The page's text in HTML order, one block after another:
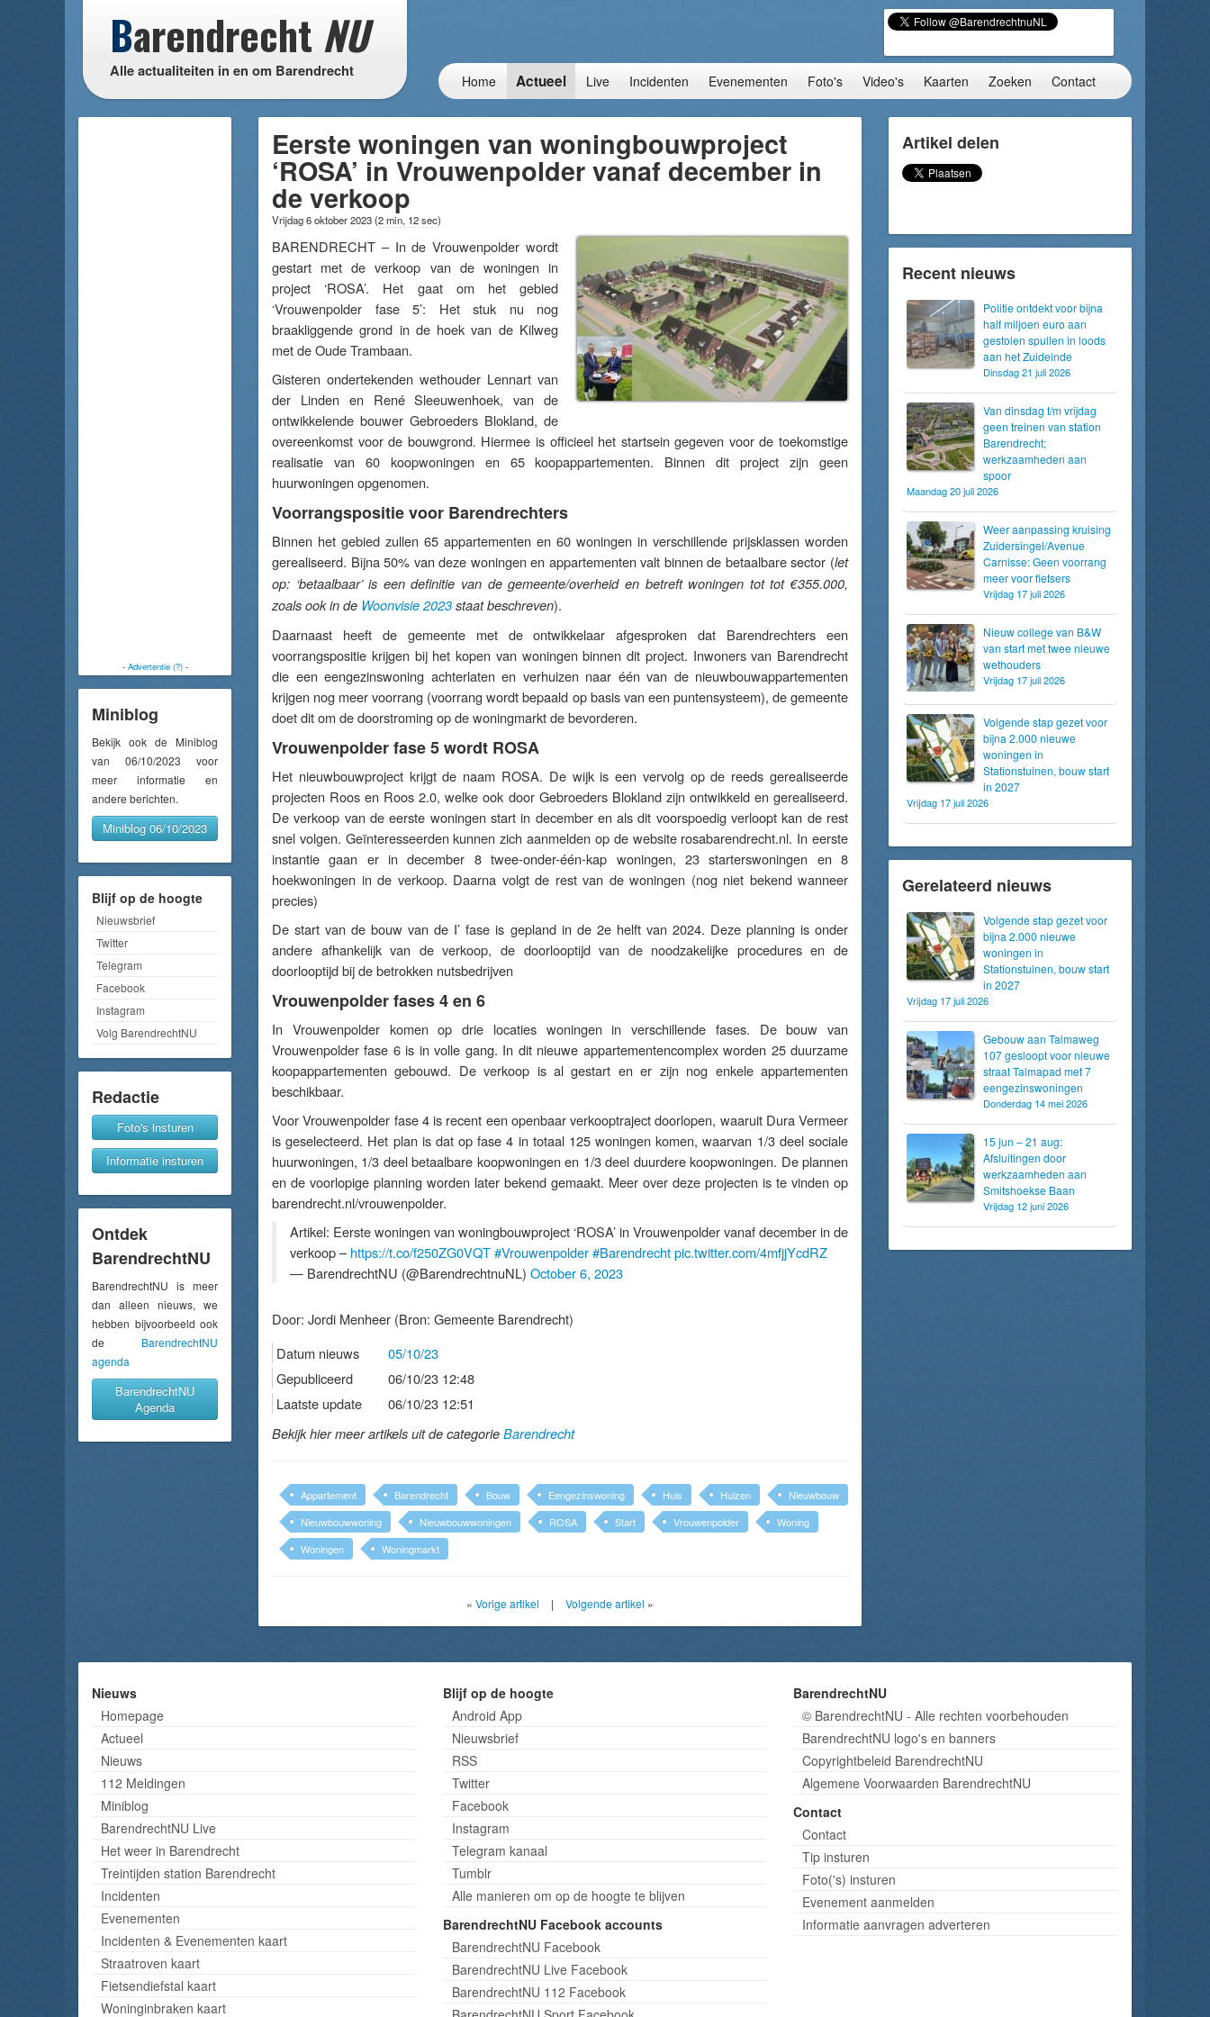
Barendrecht NU
Alle actualiteiten in en om Barendrecht
Home Actueel Live Incidenten Evenementen Foto's Video's Kaarten Zoeken Contact
- Advertentie (?)-
Miniblog
Bekijk ook de Miniblog
van 06/10/2023 voor
meer informatie en
andere berichten.
Miniblog 06/10/2023
Blijf op de hoogte
Nieuwsbrief
Twitter
Telegram
Facebook
Instagram
Volg BarendrechtNU
Redactie
Foto's insturen
Informatie insturen
Ontdek
BarendrechtNU
BarendrechtNU is meer
dan alleen nieuws, we
hebben bijvoorbeeld ook
de BarendrechtNU
agenda
BarendrechtNU
Agenda
Eerste woningen van woningbouwproject
‘ROSA’ in Vrouwenpolder vanaf december in
de verkoop
Vrijdag 6 oktober 2023(2 min, 12 sec)
BARENDRECHT – In de Vrouwenpolder wordt
gestart met de verkoop van de woningen in
project ‘ROSA’. Het gaat om het gebied
‘Vrouwenpolder fase 5’: Het stuk nu nog
braakliggende grond in de hoek van de Kilweg
met de Oude Trambaan.
Gisteren ondertekenden wethouder Lennart van
der Linden en René Sleeuwenhoek, van de
ontwikkelende bouwer Gebroeders Blokland, de
overeenkomst voor de bouwgrond. Hiermee is officieel het startsein gegeven voor de toekomstige
realisatie van 60 koopwoningen en 65 koopappartementen. Binnen dit project zijn geen
huurwoningen opgenomen.
Voorrangspositie voor Barendrechters
Binnen het gebied zullen 65 appartementen en 60 woningen in verschillende prijsklassen worden
gerealiseerd. Bijna 50% van deze woningen en appartementen valt binnen de betaalbare sector (let
op: ‘betaalbaar’ is een definitie van de gemeente/overheid en betreft woningen tot tot €355.000,
zoals ook in de Woonvisie 2023 staat beschreven).
Daarnaast heeft de gemeente met de ontwikkelaar afgesproken dat Barendrechters een
voorrangspositie krijgen bij het kopen van woningen binnen dit project. Inwoners van Barendrecht
die een eengezinswoning achterlaten en verhuizen naar één van de nieuwbouwappartementen
krijgen nog meer voorrang (voorrang wordt bepaald op basis van een puntensysteem), de gemeente
doet dit om de doorstroming op de woningmarkt de bevorderen.
Vrouwenpolder fase 5 wordt ROSA
Het nieuwbouwproject krijgt de naam ROSA. De wijk is een vervolg op de reeds gerealiseerde
projecten Roos en Roos 2.0, welke ook door Gebroeders Blokland zijn ontwikkeld en gerealiseerd.
De verkoop van de eerste woningen start in december en als dit voorspoedig verloopt kan de rest
snel volgen. Geïnteresseerden kunnen zich aanmelden op de website rosabarendrecht.nl. In eerste
instantie gaan er in december 8 twee-onder-één-kap woningen, 23 starterswoningen en 8
hoekwoningen in de verkoop. Daarna volgt de rest van de woningen (nog niet bekend wanneer
precies)
De start van de bouw van de I’ fase is gepland in de 2e helft van 2024. Deze planning is onder
andere afhankelijk van de verkoop, de doorlooptijd van de noodzakelijke procedures en de
doorlooptijd bij de betrokken nutsbedrijven
Vrouwenpolder fases 4 en 6
In Vrouwenpolder komen op drie locaties woningen in verschillende fases. De bouw van
Vrouwenpolder fase 6 is in volle gang. In dit nieuwe appartementencomplex worden 25 duurzame
koopappartementen gebouwd. De verkoop is al gestart en er zijn nog enkele appartementen
beschikbaar.
Voor Vrouwenpolder fase 4 is recent een openbaar verkooptraject doorlopen, waaruit Dura Vermeer
is geselecteerd. Het plan is dat op fase 4 in totaal 125 woningen komen, waarvan 1/3 deel sociale
huurwoningen, 1/3 deel betaalbare koopwoningen en 1/3 deel duurdere koopwoningen. De plannen
en de voorlopige planning worden later bekend gemaakt. Meer over deze projecten is te vinden op
barendrecht.nl/vrouwenpolder.
Artikel: Eerste woningen van woningbouwproject ‘ROSA’ in Vrouwenpolder vanaf december in de
verkoop – https://t.co/f250ZG0VQT#Vrouwenpolder#Barendrechtpic.twitter.com/4mfjjYcdRZ
— BarendrechtNU (@BarendrechtnuNL) October 6, 2023
Door: Jordi Menheer (Bron: Gemeente Barendrecht)
Datum nieuws
05/10/23
Gepubliceerd
06/10/23 12:48
Laatste update
06/10/23 12:51
Bekijk hier meer artikels uit de categorie Barendrecht
Appartement Barendrecht Bouw Eengezinswoning Huis Huizen
Nieuwbouw
Nieuwbouwwoning
Nieuwbouwwoningen ROSA Start Vrouwenpolder
Woning
Woningen
Woningmarkt
« Vorige artikel | Volgende artikel »
Artikel delen
Recent nieuws
Politie ontdekt voor bijna
half miljoen euro aan
gestolen spullen in loods
aan het Zuideinde
Dinsdag 21 juli 2026
Van dinsdag t/m vrijdag
geen treinen van station
Barendrecht;
werkzaamheden aan
spoor
Maandag 20 juli 2026
Weer aanpassing kruising
Zuidersingel/Avenue
Carnisse: Geen voorrang
meer voor fietsers
Vrijdag 17 juli 2026
Nieuw college van B&W
van start met twee nieuwe
wethouders
Vrijdag 17 juli 2026
Volgende stap gezet voor
bijna 2.000 nieuwe
woningen in
Stationstuinen, bouw start
in 2027
Vrijdag 17 juli 2026
Gerelateerd nieuws
Volgende stap gezet voor
bijna 2.000 nieuwe
woningen in
Stationstuinen, bouw start
in 2027
Vrijdag 17 juli 2026
Gebouw aan Talmaweg
107 gesloopt voor nieuwe
straat Talmapad met 7
eengezinswoningen
Donderdag 14 mei 2026
15 jun – 21 aug:
Afsluitingen door
werkzaamheden aan
Smitshoekse Baan
Vrijdag 12 juni 2026
Nieuws
Homepage
Actueel
Nieuws
112 Meldingen
Miniblog
BarendrechtNU Live
Het weer in Barendrecht
Treintijden station Barendrecht
Incidenten
Evenementen
Incidenten & Evenementen kaart
Straatroven kaart
Fietsendiefstal kaart
Woninginbraken kaart
Blijf op de hoogte
Android App
Nieuwsbrief
RSS
Twitter
Facebook
Instagram
Telegram kanaal
Tumblr
Alle manieren om op de hoogte te blijven
BarendrechtNU Facebook accounts
BarendrechtNU Facebook
BarendrechtNU Live Facebook
BarendrechtNU 112 Facebook
BarendrechtNU
© BarendrechtNU - Alle rechten voorbehouden
BarendrechtNU logo's en banners
Copyrightbeleid BarendrechtNU
Algemene Voorwaarden BarendrechtNU
Contact
Contact
Tip insturen
Foto('s) insturen
Evenement aanmelden
Informatie aanvragen adverteren